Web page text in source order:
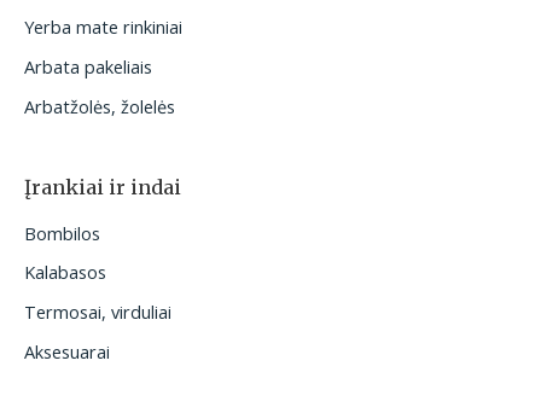
Yerba mate rinkiniai
Arbata pakeliais
Arbatžolės, žolelės
Įrankiai ir indai
Bombilos
Kalabasos
Termosai, virduliai
Aksesuarai